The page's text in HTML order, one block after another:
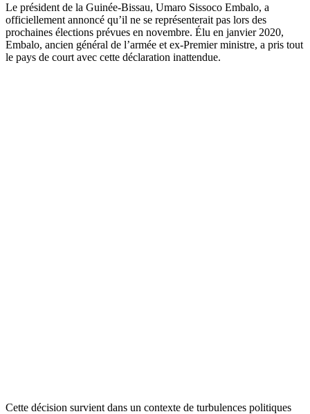
Le président de la Guinée-Bissau, Umaro Sissoco Embalo, a
officiellement annoncé qu’il ne se représenterait pas lors des
prochaines élections prévues en novembre. Élu en janvier 2020,
Embalo, ancien général de l’armée et ex-Premier ministre, a pris tout
le pays de court avec cette déclaration inattendue.
Cette décision survient dans un contexte de turbulences politiques